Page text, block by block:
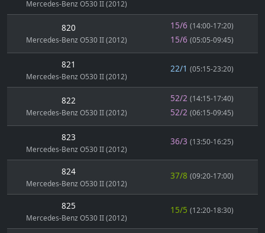
Mercedes-Benz O530 II (2012)
820
Mercedes-Benz O530 II (2012)
15/6 (14:00-17:20)
15/6 (05:05-09:45)
821
Mercedes-Benz O530 II (2012)
22/1 (05:15-23:20)
822
Mercedes-Benz O530 II (2012)
52/2 (14:15-17:40)
52/2 (06:15-09:45)
823
Mercedes-Benz O530 II (2012)
36/3 (13:50-16:25)
824
Mercedes-Benz O530 II (2012)
37/8 (09:20-17:00)
825
Mercedes-Benz O530 II (2012)
15/5 (12:20-18:30)